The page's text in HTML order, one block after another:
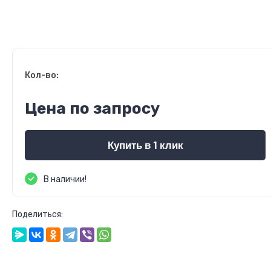
Кол-во:
Цена по запросу
Купить в 1 клик
В наличии!
Поделиться: